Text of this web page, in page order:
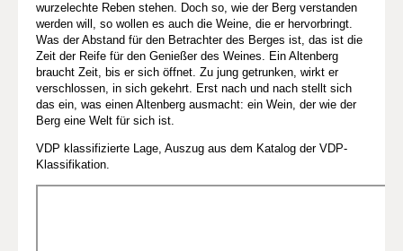
wurzelechte Reben stehen. Doch so, wie der Berg verstanden
werden will, so wollen es auch die Weine, die er hervorbringt.
Was der Abstand für den Betrachter des Berges ist, das ist die
Zeit der Reife für den Genießer des Weines. Ein Altenberg
braucht Zeit, bis er sich öffnet. Zu jung getrunken, wirkt er
verschlossen, in sich gekehrt. Erst nach und nach stellt sich
das ein, was einen Altenberg ausmacht: ein Wein, der wie der
Berg eine Welt für sich ist.
VDP klassifizierte Lage, Auszug aus dem Katalog der VDP-
Klassifikation.